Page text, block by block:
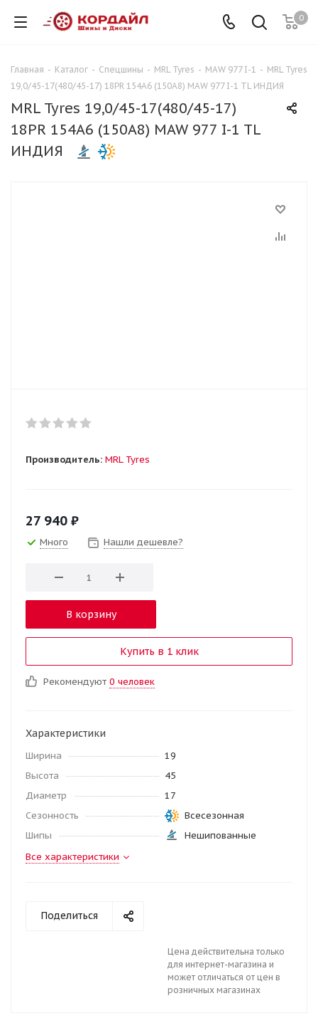
0
Главная - Каталог - Спецшины - MRL Tyres - MAW 977 I-1 - MRL Tyres
19,0/45-17(480/45-17) 18PR 154A6 (150A8) MAW 977 I-1 TL ИНДИЯ
MRL Tyres 19,0/45-17(480/45-17)
18PR 154A6 (150A8) MAW 977 I-1 TL
ИНДИЯ
Производитель: MRL Tyres
27 940 ₽
Много Нашли дешевле?
В корзину
Купить в 1 клик
Рекомендуют 0 человек
Характеристики
Ширина
19
Высота
45
Диаметр
17
Сезонность
Всесезонная
Шипы
Нешипованные
Все характеристики
Поделиться
Цена действительна только
для интернет-магазина и
может отличаться от цен в
розничных магазинах